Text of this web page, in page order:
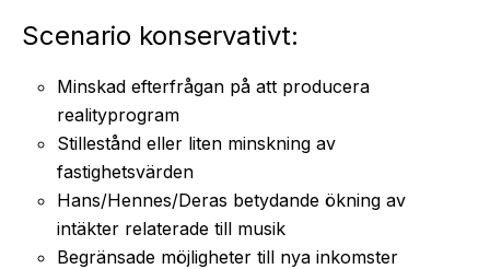
Scenario konservativt:
Minskad efterfrågan på att producera
realityprogram
Stillestånd eller liten minskning av
fastighetsvärden
Hans/Hennes/Deras betydande ökning av
intäkter relaterade till musik
Begränsade möjligheter till nya inkomster